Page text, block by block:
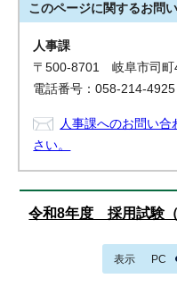
このページに関するお問
人事課
〒500-8701 岐阜市司
電話番号：058-214-4925
人事課へのお問い
さい。
令和8年度 採用試験（
表示 PC